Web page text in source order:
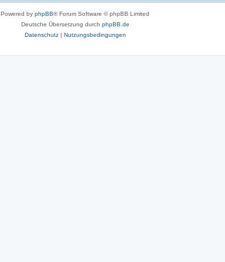
Powered by phpBB® Forum Software © phpBB Limited
Deutsche Übersetzung durch phpBB.de
Datenschutz| Nutzungsbedingungen